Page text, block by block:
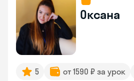
Оксана
5 от 1590 ₽ за урок